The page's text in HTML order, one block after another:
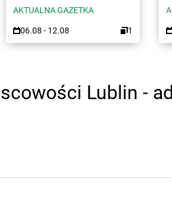
AKTUALNA GAZETKA
06.08 - 12.08 1
Lublin -